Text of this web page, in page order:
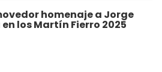
homenaje a Jorge
los Martín Fierro 2025